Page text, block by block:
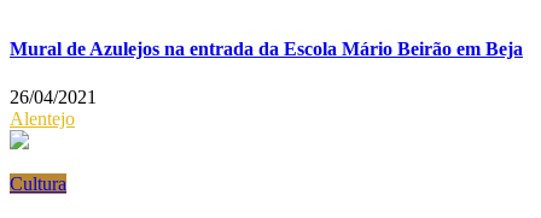
Mural de Azulejos na entrada da Escola Mário Beirão em Beja
26/04/2021
Alentejo
Cultura